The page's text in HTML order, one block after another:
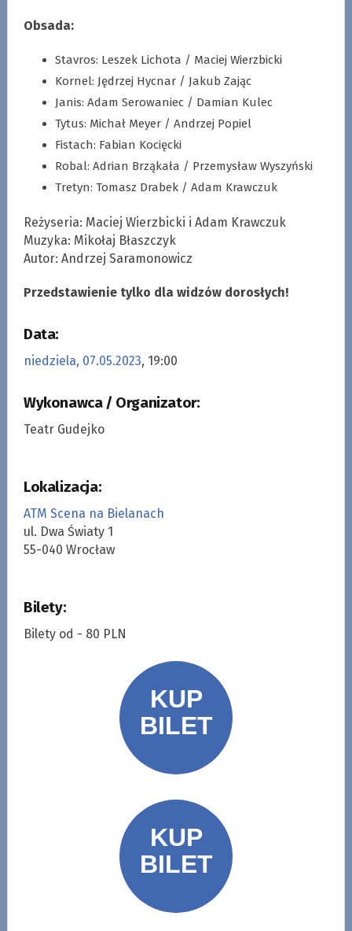
Obsada:
Stavros: Leszek Lichota / Maciej Wierzbicki
Kornel: Jędrzej Hycnar / Jakub Zając
Janis: Adam Serowaniec / Damian Kulec
Tytus: Michał Meyer / Andrzej Popiel
Fistach: Fabian Kocięcki
Robal: Adrian Brząkała / Przemysław Wyszyński
Tretyn: Tomasz Drabek / Adam Krawczuk
Reżyseria: Maciej Wierzbicki i Adam Krawczuk
Muzyka: Mikołaj Błaszczyk
Autor: Andrzej Saramonowicz
Przedstawienie tylko dla widzów dorosłych!
Data:
niedziela, 07.05.2023, 19:00
Wykonawca / Organizator:
Teatr Gudejko
Lokalizacja:
ATM Scena na Bielanach
ul. Dwa Światy 1
55-040 Wrocław
Bilety:
Bilety od - 80 PLN